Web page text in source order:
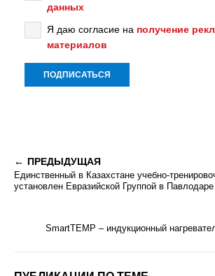
данных
Я даю согласие на получение
материалов
ПРЕДЫДУЩАЯ
Единственный в Казахстане учебно-
установлен Евразийской Группой в Павлодаре
SmartTEMP – индукционный